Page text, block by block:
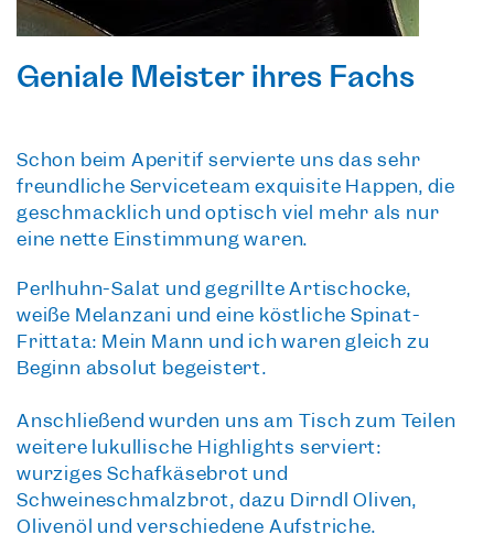
Geniale Meister ihres Fachs
Schon beim Aperitif servierte uns das sehr
freundliche Serviceteam exquisite Happen, die
geschmacklich und optisch viel mehr als nur
eine nette Einstimmung waren.
Perlhuhn-Salat und gegrillte Artischocke,
weiße Melanzani und eine köstliche Spinat-
Frittata: Mein Mann und ich waren gleich zu
Beginn absolut begeistert.
Anschließend wurden uns am Tisch zum Teilen
weitere lukullische Highlights serviert:
würziges Schafkäsebrot und
Schweineschmalzbrot, dazu Dirndl Oliven,
Olivenöl und verschiedene Aufstriche.